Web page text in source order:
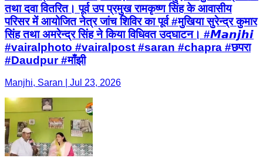
तथा दवा वितरित। पूर्व उप प्रमुख रामकृष्ण सिंह के आवासीय
परिसर में आयोजित नेत्र जांच शिविर का पूर्व #मुखिया सुरेन्द्र कुमार
सिंह तथा अमरेन्द्र सिंह ने किया विधिवत उदघाटन। #𝙈𝙖𝙣𝙟𝙝𝙞
#vairalphoto #vairalpost #saran #chapra #छपरा
#Daudpur #माँझी
Manjhi, Saran | Jul 23, 2026